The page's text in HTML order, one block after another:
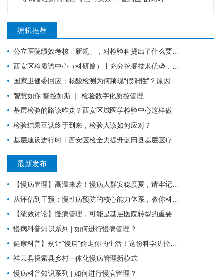
编辑推荐
公立医院绩效考核「新规」，对检验科提出了什么要求？
西安区检质谱中心（科研篇）丨充分挖掘技术优势，让“临床+科研”一加一大于二
国家卫健委回应：核酸检测为何频现“假阳性”？原因值得所有检验人警惕！
智慧如你 智控如斯 ｜ 检验数字化质控管理
基层检验的路该咋走？西安区域医学检验中心这样做
检验结果互认终于到来，检验人该如何应对？
基层建设进行时丨西安医检全力提升蓝田县基层医疗服务能力
最新发布
【慢病管理】高温来袭！慢病人群安稳度夏，请牢记这6件事。
从评估到干预：慢性病预防的核心能力体系，教你科学管理健康
【绩效讨论】慢病管理，可能是基层医院转型的重要入口？！
慢病科普知识系列 | 如何进行慢病管理？
健康科普】别让“慢病”偷走你的生活！这份科学防控指南请收好
祥云县探索县乡村一体化慢病管理新模式
慢病科普知识系列 | 如何进行慢病管理？